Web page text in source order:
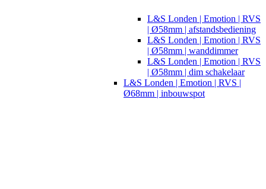
L&S Londen | Emotion | RVS
| Ø58mm | afstandsbediening
L&S Londen | Emotion | RVS
| Ø58mm | wanddimmer
L&S Londen | Emotion | RVS
| Ø58mm | dim schakelaar
L&S Londen | Emotion | RVS |
Ø68mm | inbouwspot